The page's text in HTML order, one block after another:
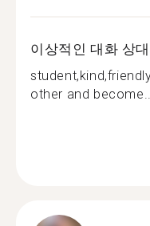
이상적인 대화 상대
other and become...